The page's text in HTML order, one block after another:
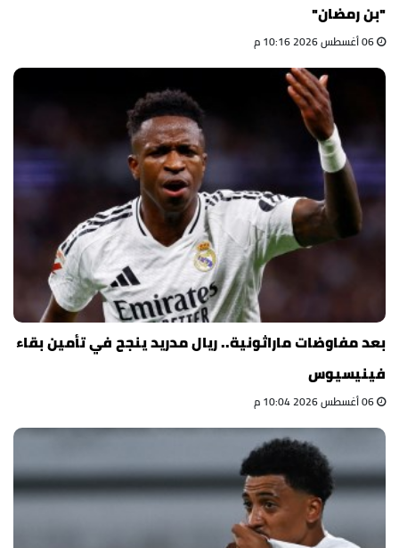
"بن رمضان"
بعد مفاوضات ماراثونية.. ريال مدريد ينجح في تأمين بقاء
فينيسيوس